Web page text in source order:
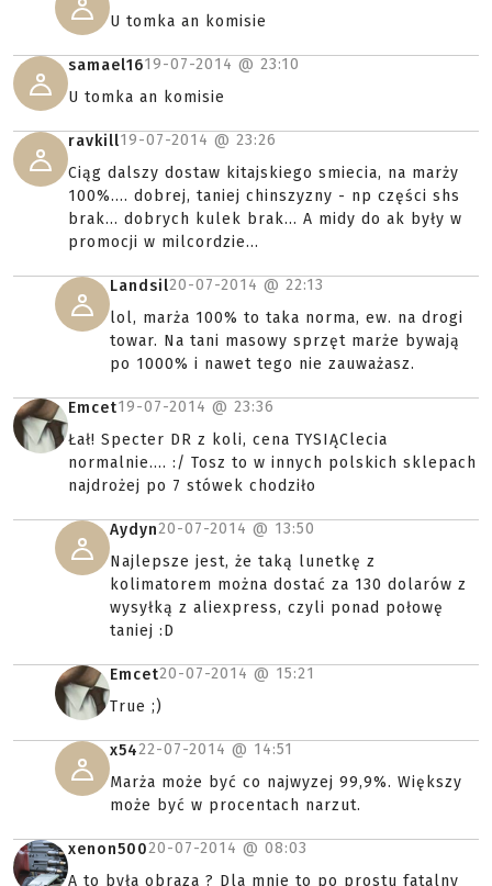
U tomka an komisie
samael1619-07-2014 @ 23:10
U tomka an komisie
ravkill19-07-2014 @ 23:26
Ciąg dalszy dostaw kitajskiego smiecia, na marży
100%.... dobrej, taniej chinszyzny - np części shs
brak... dobrych kulek brak... A midy do ak były w
promocji w milcordzie...
Landsil20-07-2014 @ 22:13
lol, marża 100% to taka norma, ew. na drogi
towar. Na tani masowy sprzęt marże bywają
po 1000% i nawet tego nie zauważasz.
Emcet19-07-2014 @ 23:36
Łał! Specter DR z koli, cena TYSIĄClecia
normalnie.... :/ Tosz to w innych polskich sklepach
najdrożej po 7 stówek chodziło
Aydyn20-07-2014 @ 13:50
Najlepsze jest, że taką lunetkę z
kolimatorem można dostać za 130 dolarów z
wysyłką z aliexpress, czyli ponad połowę
taniej :D
Emcet20-07-2014 @ 15:21
True ;)
x5422-07-2014 @ 14:51
Marża może być co najwyzej 99,9%. Większy
może być w procentach narzut.
xenon50020-07-2014 @ 08:03
A to była obraza ? Dla mnie to po prostu fatalny